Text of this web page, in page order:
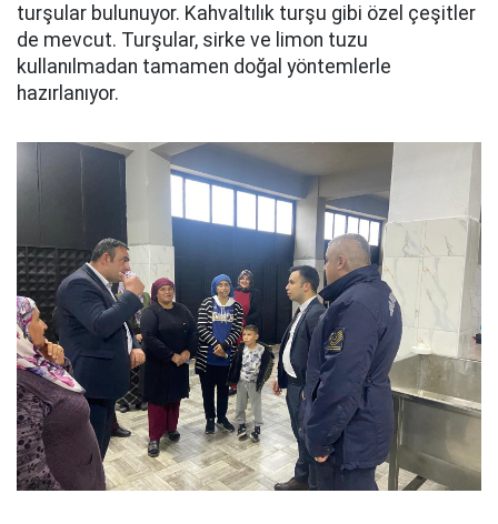
turşular bulunuyor. Kahvaltılık turşu gibi özel çeşitler
de mevcut. Turşular, sirke ve limon tuzu
kullanılmadan tamamen doğal yöntemlerle
hazırlanıyor.